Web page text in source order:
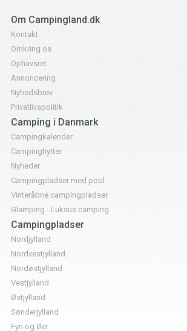
Om Campingland.dk
Kontakt
Omkring os
Ophavsret
Annoncering
Nyhedsbrev
Privatlivspolitik
Camping i Danmark
Campingkalender
Campinghytter
Nyheder
Campingpladser med pool
Vinteråbne campingpladser
Glamping - Luksus camping
Campingpladser
Nordjylland
Nordvestjylland
Nordøstjylland
Vestjylland
Østjylland
Sønderjylland
Fyn og Øer